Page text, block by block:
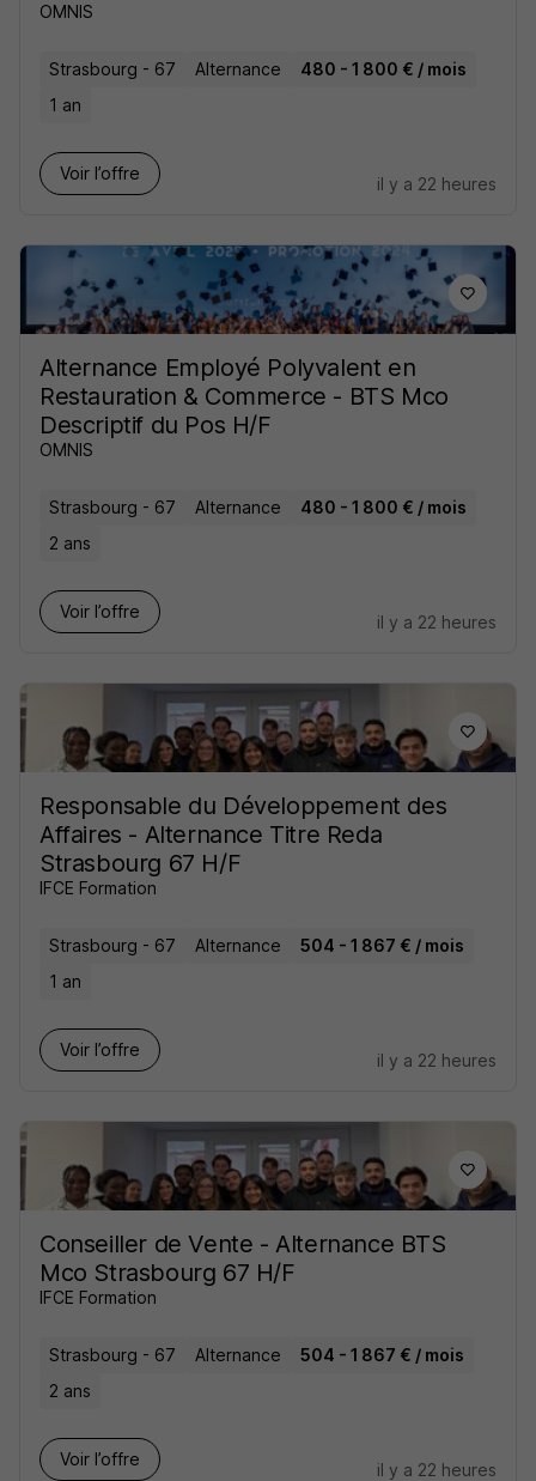
OMNIS
Strasbourg - 67 Alternance
480 - 1 800 € / mois
1 an
Voir l’offre
il y a 22 heures
Alternance Employé Polyvalent en
Restauration & Commerce - BTS Mco
Descriptif du Pos H/F
OMNIS
Strasbourg - 67 Alternance
480 - 1 800 € / mois
2 ans
Voir l’offre
il y a 22 heures
Responsable du Développement des
Affaires - Alternance Titre Reda
Strasbourg 67 H/F
IFCE Formation
Strasbourg - 67 Alternance
504 - 1 867 € / mois
1 an
Voir l’offre
il y a 22 heures
Conseiller de Vente - Alternance BTS
Mco Strasbourg 67 H/F
IFCE Formation
Strasbourg - 67 Alternance
504 - 1 867 € / mois
2 ans
Voir l’offre
il y a 22 heures